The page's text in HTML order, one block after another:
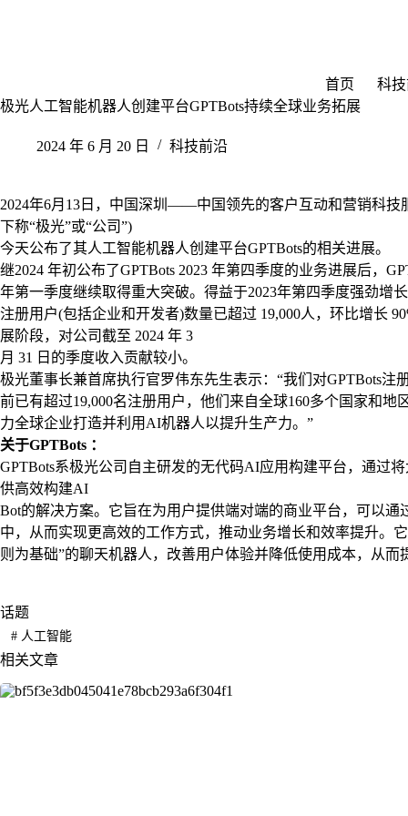
首页
科
极光人工智能机器人创建平台GPTBots持续全球业务拓展
2024 年 6 月 20 日 科技前沿
2024年6月13日，中国深圳——中国领先的客户互动和营销科技
下称“极光”或“公司”)
今天公布了其人工智能机器人创建平台GPTBots的相关进展。
继2024 年初公布了GPTBots 2023 年第四季度的业务进展后，
年第一季度继续取得重大突破。得益于2023年第四季度强劲增
注册用户(包括企业和开发者)数量已超过 19,000人，环比增长
展阶段，对公司截至 2024 年 3
月 31 日的季度收入贡献较小。
极光董事长兼首席执行官罗伟东先生表示：“我们对GPTBots注
前已有超过19,000名注册用户，他们来自全球160多个国家和
力全球企业打造并利用AI机器人以提升生产力。”
关于GPTBots ：
GPTBots系极光公司自主研发的无代码AI应用构建平台，通过
供高效构建AI
Bot的解决方案。它旨在为用户提供端对端的商业平台，可以通
中，从而实现更高效的工作方式，推动业务增长和效率提升。
则为基础”的聊天机器人，改善用户体验并降低使用成本，从而
话题
#人工智能
相关文章